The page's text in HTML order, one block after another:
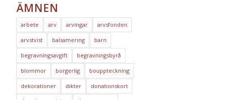
ÄMNEN
arbete arv arvingar arvsfonden
arvstvist balsamering barn
begravningsavgift begravningsbyrå
blommor borgerlig bouppteckning
dekorationer dikter donationskort